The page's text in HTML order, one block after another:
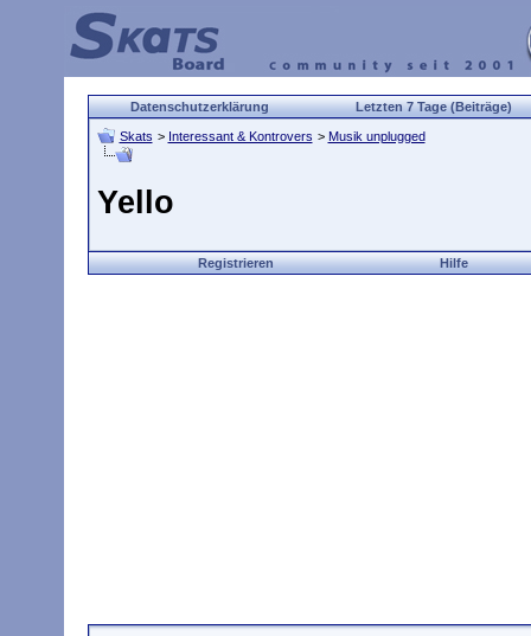
Datenschutzerklärung Letzten 7 Tage (Beiträge)
Skats > Interessant & Kontrovers > Musik unplugged
Yello
Registrieren Hilfe